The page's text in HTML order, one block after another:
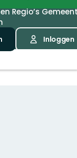
Regio’s
Inloggen